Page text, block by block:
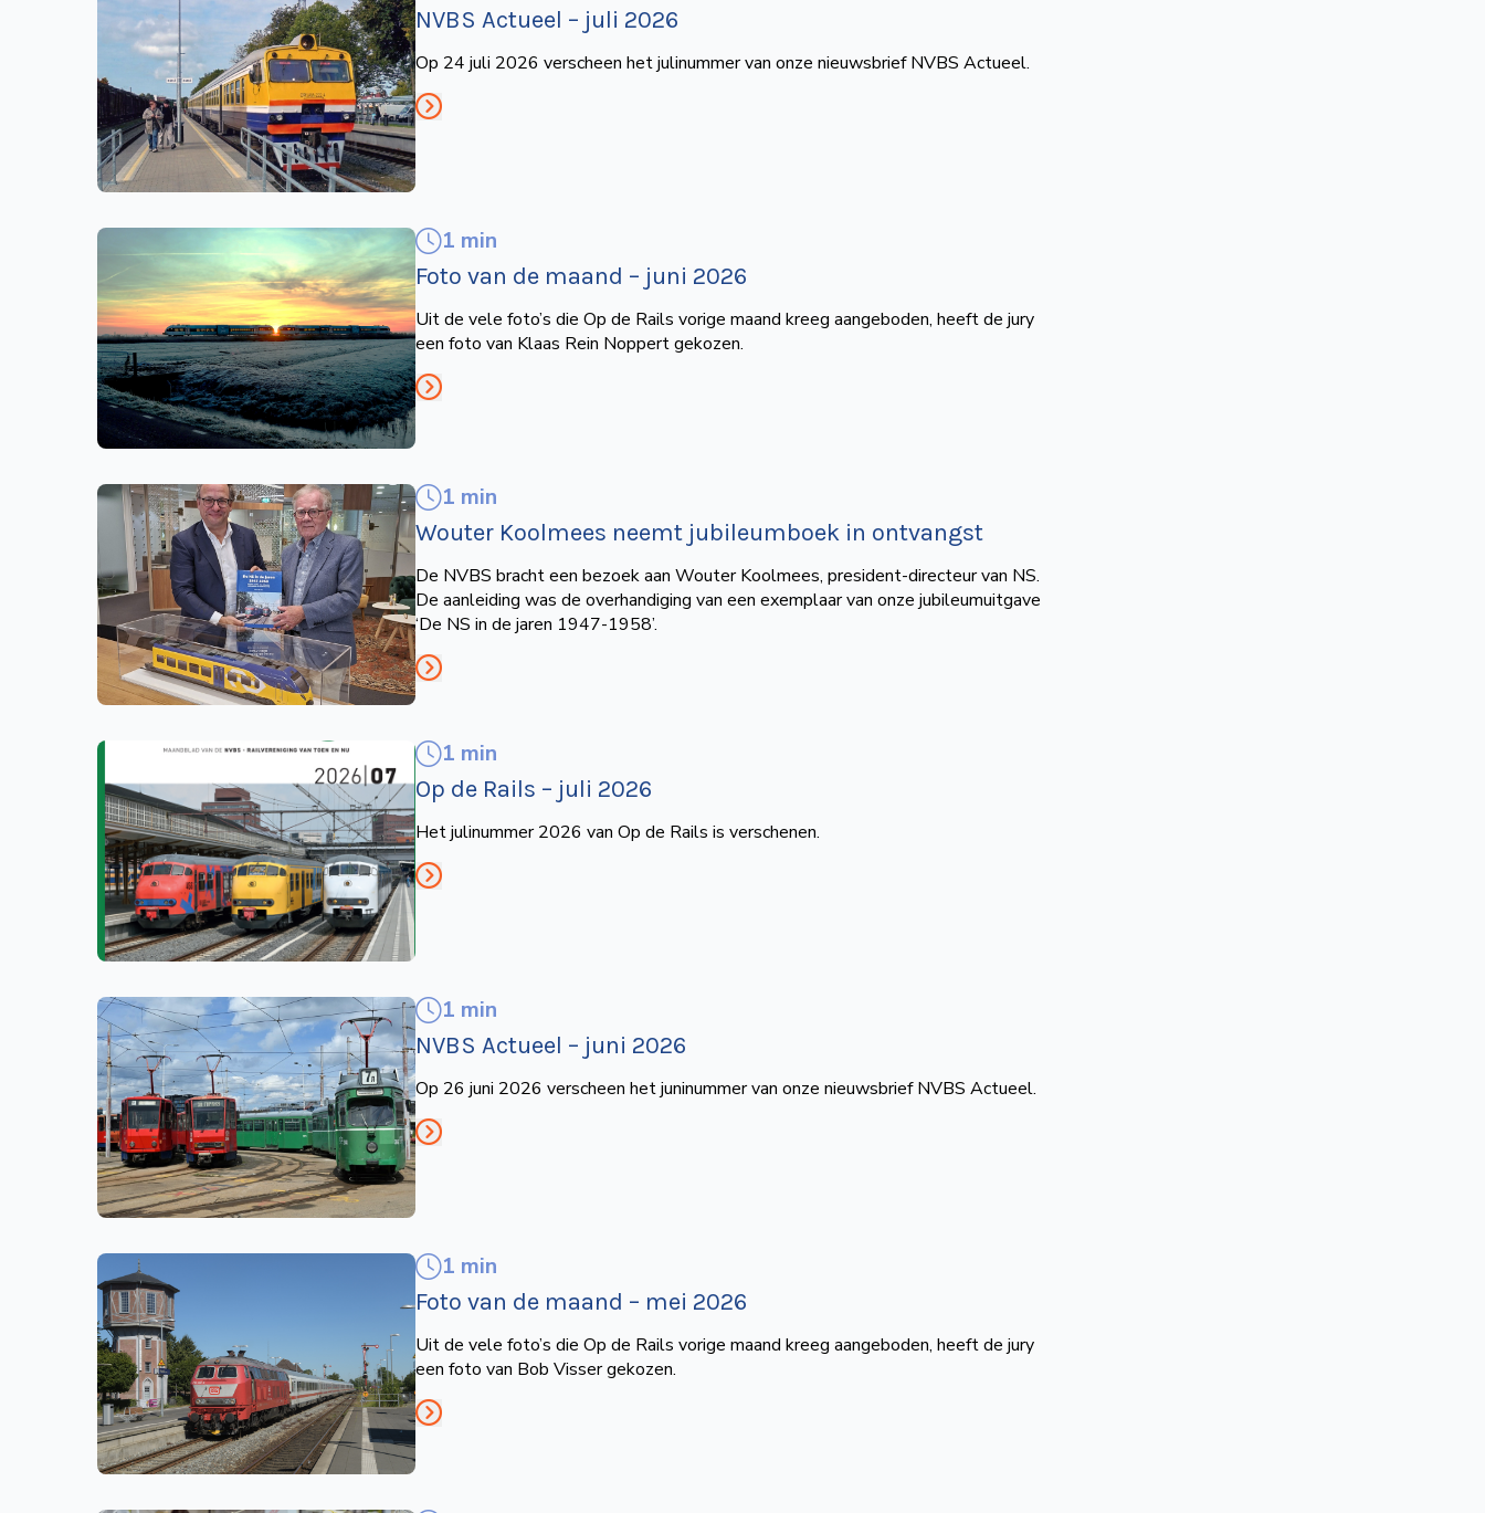
NVBS Actueel – juli 2026
Op 24 juli 2026 verscheen het julinummer van onze nieuwsbrief NVBS Actueel.
1 min
Foto van de maand – juni 2026
Uit de vele foto’s die Op de Rails vorige maand kreeg aangeboden, heeft de jury
een foto van Klaas Rein Noppert gekozen.
1 min
Wouter Koolmees neemt jubileumboek in ontvangst
De NVBS bracht een bezoek aan Wouter Koolmees, president-directeur van NS.
De aanleiding was de overhandiging van een exemplaar van onze jubileumuitgave
‘De NS in de jaren 1947-1958’.
1 min
Op de Rails – juli 2026
Het julinummer 2026 van Op de Rails is verschenen.
1 min
NVBS Actueel – juni 2026
Op 26 juni 2026 verscheen het juninummer van onze nieuwsbrief NVBS Actueel.
1 min
Foto van de maand – mei 2026
Uit de vele foto’s die Op de Rails vorige maand kreeg aangeboden, heeft de jury
een foto van Bob Visser gekozen.